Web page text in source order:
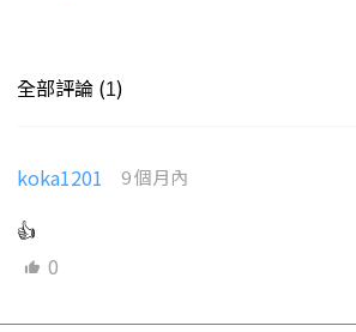
全部評論 (1)
koka1201 9 個月內
👍
0